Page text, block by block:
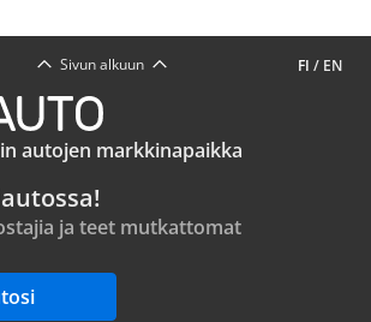
FI / EN
Sivun alkuun
autojen markkinapaikka
ja teet mutkattomat